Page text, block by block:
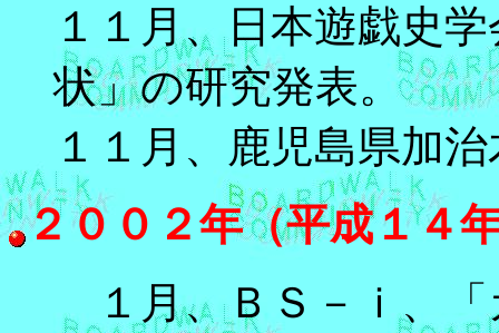
１１月、日本遊戯史
状」の研究発表。
１１月、鹿児島県加
２００２年（平成１４
１月、ＢＳ－ｉ、「